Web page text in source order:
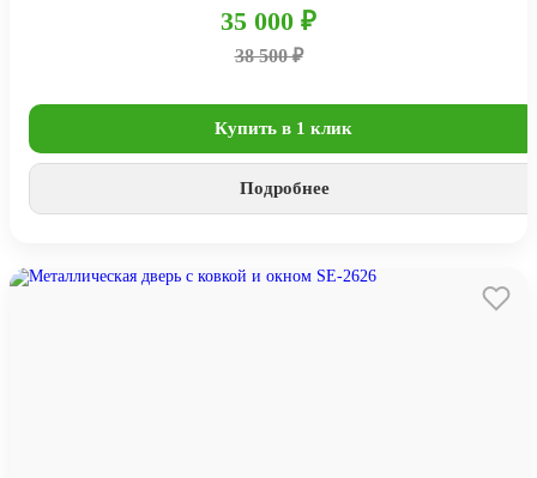
35 000 ₽
38 500 ₽
Купить в 1 клик
Подробнее